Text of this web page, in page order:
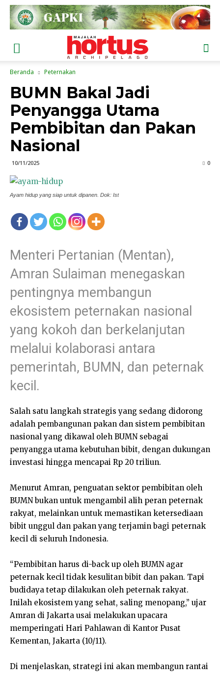
Beranda Peternakan
BUMN Bakal Jadi
Penyangga Utama
Pembibitan dan Pakan
Nasional
10/11/2025 0
Ayam hidup yang siap untuk dipanen. Dok: Ist
Menteri Pertanian (Mentan),
Amran Sulaiman menegaskan
pentingnya membangun
ekosistem peternakan nasional
yang kokoh dan berkelanjutan
melalui kolaborasi antara
pemerintah, BUMN, dan peternak
kecil.
Salah satu langkah strategis yang sedang didorong
adalah pembangunan pakan dan sistem pembibitan
nasional yang dikawal oleh BUMN sebagai
penyangga utama kebutuhan bibit, dengan dukungan
investasi hingga mencapai Rp 20 triliun.
Menurut Amran, penguatan sektor pembibitan oleh
BUMN bukan untuk mengambil alih peran peternak
rakyat, melainkan untuk memastikan ketersediaan
bibit unggul dan pakan yang terjamin bagi peternak
kecil di seluruh Indonesia.
“Pembibitan harus di-back up oleh BUMN agar
peternak kecil tidak kesulitan bibit dan pakan. Tapi
budidaya tetap dilakukan oleh peternak rakyat.
Inilah ekosistem yang sehat, saling menopang,” ujar
Amran di Jakarta usai melakukan upacara
memperingati Hari Pahlawan di Kantor Pusat
Kementan, Jakarta (10/11).
Di menjelaskan, strategi ini akan membangun rantai